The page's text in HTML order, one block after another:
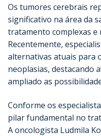
Os tumores cerebrais
significativo na área da
tratamento complexas e
Recentemente,
alternativas atuais para
neoplasias, destacando
ampliado as
Conforme os
pilar fundamental no
A oncologista Ludmila